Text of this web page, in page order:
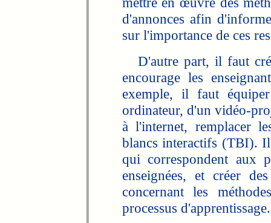
d'annonces afin
sur l'importance de ces
D'autre part, il faut
encourage les
exemple, il faut
ordinateur, d'un vidéo-
à l'internet, remplacer
blancs interactifs (TBI).
qui correspondent aux
enseignées, et créer
concernant les
processus d'apprentissage.